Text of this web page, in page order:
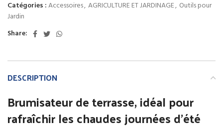
Catégories :Accessoires, AGRICULTURE ET JARDINAGE, Outils pour
Jardin
Share:
DESCRIPTION
Brumisateur de terrasse, idéal pour
rafraîchir les chaudes journées d’été